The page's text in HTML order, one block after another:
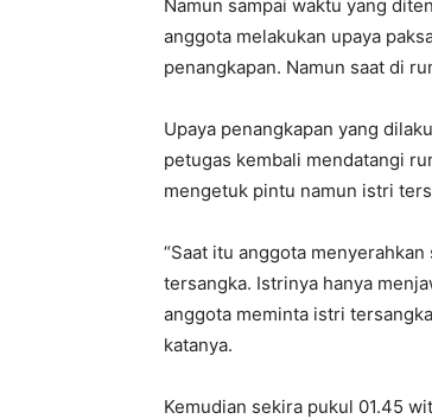
Namun sampai waktu yang
anggota melakukan upaya
penangkapan. Namun saat di
Upaya penangkapan yang
petugas kembali mendatangi
mengetuk pintu namun istri
“Saat itu anggota
tersangka. Istrinya hanya
anggota meminta istri
katanya.
Kemudian sekira pukul 01.45